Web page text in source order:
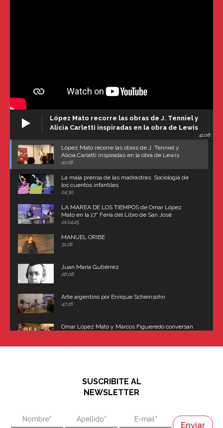
López Mato recorre las obras de J. Tenniel y
Alicia Carletti inspiradas en la obra de Lewis
41:08
López Mato recorre las obras de J. Tenniel y
Alicia Carletti inspiradas en la obra de Lewis
Carroll
41:08
La mala prensa de las madrastras: Sociología de
los cuentos infantiles
04:30
LA MAREA DE LOS TIEMPOS de Omar López
Mato en la 17° Feria del Libro de San José
(Uruguay)
01:04:25
MANUEL ORIBE
31:28
Juan María Gutiérrez
26:08
Arte argentino por Enrique Scheinsohn
47:26
Omar López Mato y Marcos Figueredo conversan
"En política, la estupidez no es una desventaja"
"En política, la estupidez no es una desventaja"
Napoleón
SUSCRIBITE AL
NEWSLETTER